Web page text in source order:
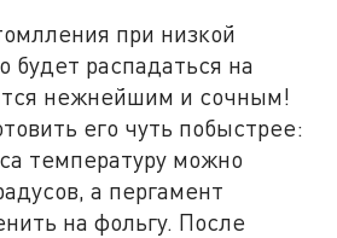
при низкой
будет распадаться на
нежнейшим и сочным!
его чуть побыстрее:
температуру можно
а пергамент
на фольгу. После